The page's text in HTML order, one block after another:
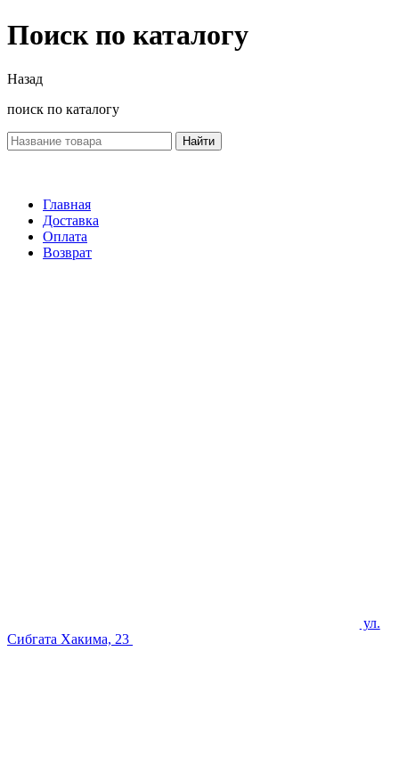
Поиск по каталогу
Назад
поиск по каталогу
Найти
Главная
Доставка
Оплата
Возврат
ул.
Сибгата Хакима, 23